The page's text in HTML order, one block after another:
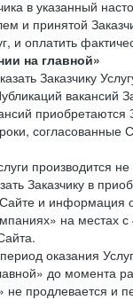
в указанный
и принятой
и оплатить
на главной»
Заказчику
вакансий
приобретаются
производится
Заказчику в
и информация
на
оказания
до момента
продлевается и